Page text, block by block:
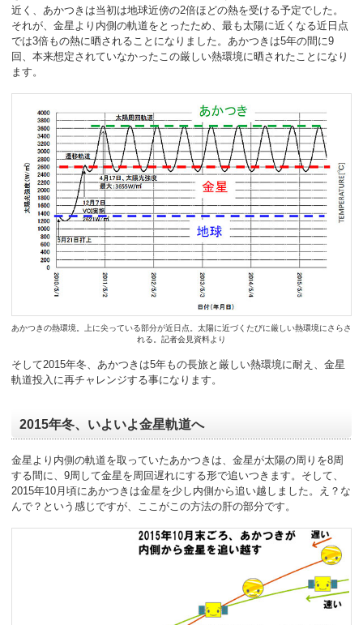
近く、あかつきは当初は地球近傍の2倍ほどの熱を受ける予定でした。
それが、金星より内側の軌道をとったため、最も太陽に近くなる近日点
では3倍もの熱に晒されることになりました。あかつきは5年の間に9
回、本来想定されていなかったこの厳しい熱環境に晒されたことになり
ます。
あかつきの熱環境。上に尖っている部分が近日点。太陽に近づくたびに厳しい熱環境にさらさ
れる。記者会見資料より
そして2015年冬、あかつきは5年もの長旅と厳しい熱環境に耐え、金星
軌道投入に再チャレンジする事になります。
2015年冬、いよいよ金星軌道へ
金星より内側の軌道を取っていたあかつきは、金星が太陽の周りを8周
する間に、9周して金星を周回遅れにする形で追いつきます。そして、
2015年10月頃にあかつきは金星を少し内側から追い越しました。え？な
んで？という感じですが、ここがこの方法の肝の部分です。